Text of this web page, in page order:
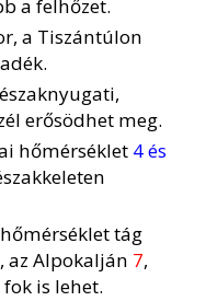
a felhőzet.
a Tiszántúlon
erősödhet meg.
hőmérséklet 4 és
tág
az Alpokalján 7,
fok is lehet.